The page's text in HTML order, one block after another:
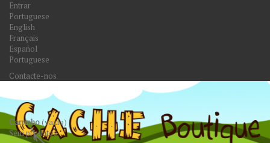
Entrar
Portuguese
English
Français
Español
Portuguese
Contacte-nos
Carrinho(vazio)
Sem produtos